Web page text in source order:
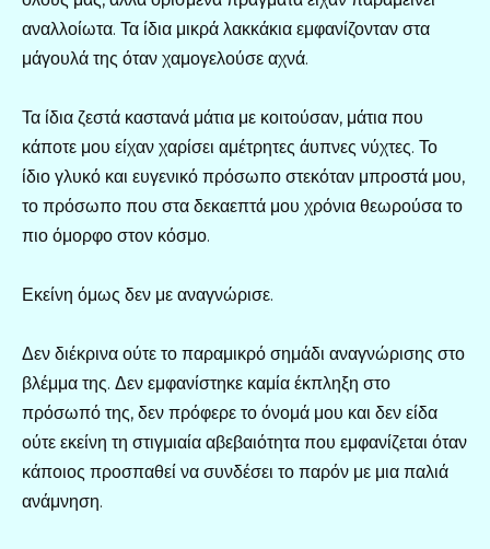
αναλλοίωτα. Τα ίδια μικρά λακκάκια εμφανίζονταν στα
μάγουλά της όταν χαμογελούσε αχνά.
Τα ίδια ζεστά καστανά μάτια με κοιτούσαν, μάτια που
κάποτε μου είχαν χαρίσει αμέτρητες άυπνες νύχτες. Το
ίδιο γλυκό και ευγενικό πρόσωπο στεκόταν μπροστά μου,
το πρόσωπο που στα δεκαεπτά μου χρόνια θεωρούσα το
πιο όμορφο στον κόσμο.
Εκείνη όμως δεν με αναγνώρισε.
Δεν διέκρινα ούτε το παραμικρό σημάδι αναγνώρισης στο
βλέμμα της. Δεν εμφανίστηκε καμία έκπληξη στο
πρόσωπό της, δεν πρόφερε το όνομά μου και δεν είδα
ούτε εκείνη τη στιγμιαία αβεβαιότητα που εμφανίζεται όταν
κάποιος προσπαθεί να συνδέσει το παρόν με μια παλιά
ανάμνηση.